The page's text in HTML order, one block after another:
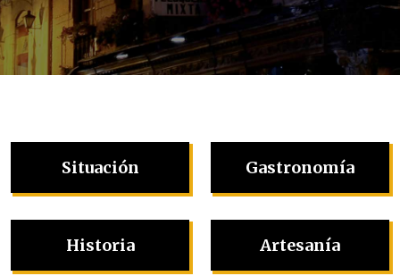
Situación
Historia
Gastronomía
Artesanía